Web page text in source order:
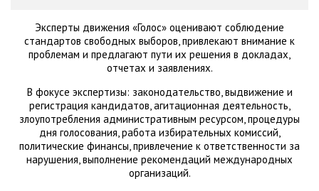
Эксперты движения «Голос» оценивают соблюдение
стандартов свободных выборов, привлекают внимание к
проблемам и предлагают пути их решения в докладах,
отчетах и заявлениях.
В фокусе экспертизы: законодательство, выдвижение и
регистрация кандидатов, агитационная деятельность,
злоупотребления административным ресурсом, процедуры
дня голосования, работа избирательных комиссий,
политические финансы, привлечение к ответственности за
нарушения, выполнение рекомендаций международных
организаций.